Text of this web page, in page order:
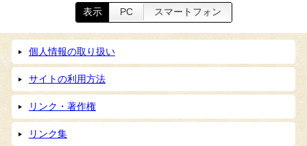
表示 PC スマートフォン
個人情報の取り扱い
サイトの利用方法
リンク・著作権
リンク集